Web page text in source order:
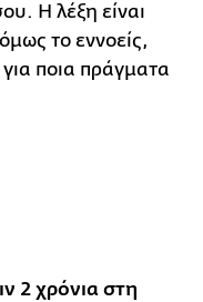
Η λέξη είναι
το εννοείς,
ποια πράγματα
2 χρόνια στη